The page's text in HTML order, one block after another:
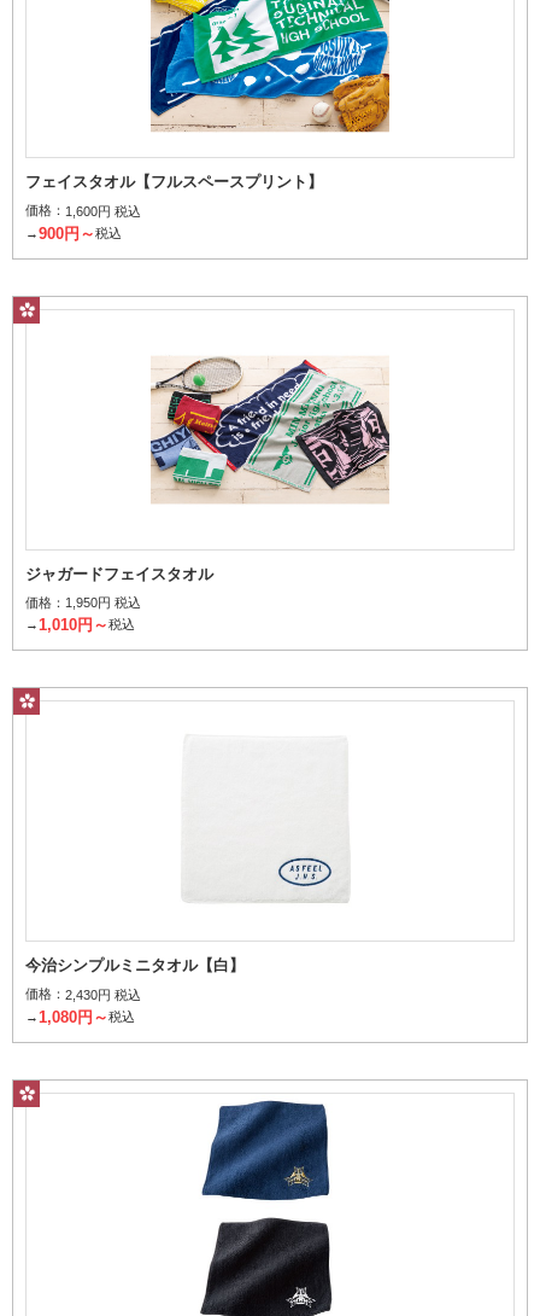
フェイスタオル【フルスペースプリント】
価格： 1,600円 税込
→900円～税込
ジャガードフェイスタオル
価格： 1,950円 税込
→1,010円～税込
今治シンプルミニタオル【白】
価格： 2,430円 税込
→ 1,080円～税込